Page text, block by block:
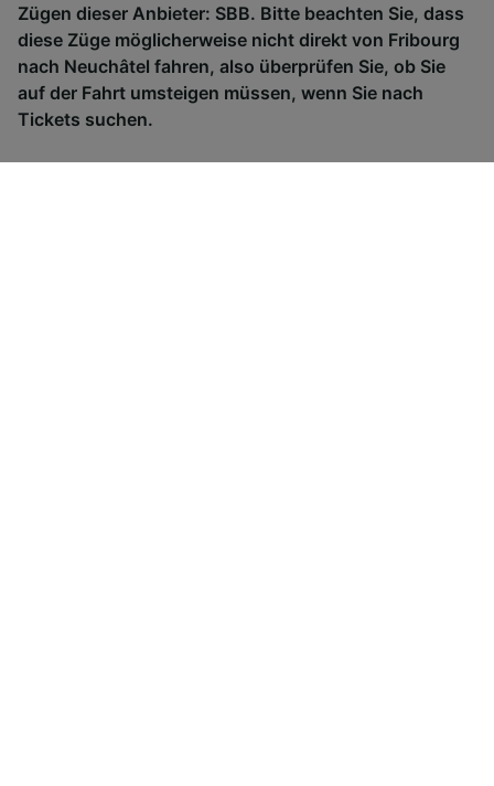
Zügen dieser Anbieter: SBB. Bitte beachten Sie, dass
diese Züge möglicherweise nicht direkt von Fribourg
nach Neuchâtel fahren, also überprüfen Sie, ob Sie
auf der Fahrt umsteigen müssen, wenn Sie nach
Tickets suchen.